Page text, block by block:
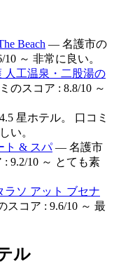
Beach — 名護市の
～ 非常に良い。
人工温泉・二股湯の
のスコア : 8.8/10 ～
星ホテル。 口コミ
い。
ト & スパ— 名護市
9.2/10 ～ とても素
ラソ アット ブセナ
コア : 9.6/10 ～ 最
ル